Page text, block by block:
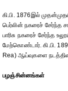
கி.பி. 1876இல்
பெர்லின் நகரைச் சேர்ந்த
பாரிசு நகரைச் சேர்ந்த
மேற்கொண்டார். கி.பி.
Rea) ஆய்வுகளை
பழஞ்சின்னங்கள்